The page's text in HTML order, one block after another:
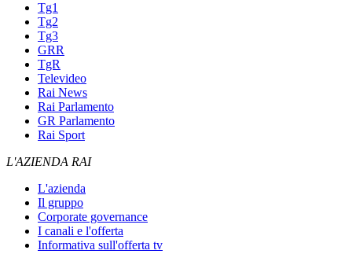
Tg1
Tg2
Tg3
GRR
TgR
Televideo
Rai News
Rai Parlamento
GR Parlamento
Rai Sport
L'AZIENDA RAI
L'azienda
Il gruppo
Corporate governance
I canali e l'offerta
Informativa sull'offerta tv